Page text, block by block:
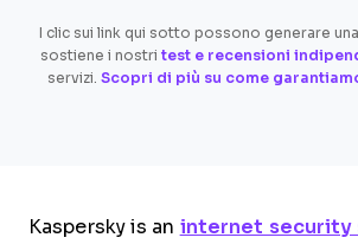
I clic sui link qui sotto possono generare
sostiene i nostri test e recensioni
servizi. Scopri di più su come
Kaspersky is an internet security